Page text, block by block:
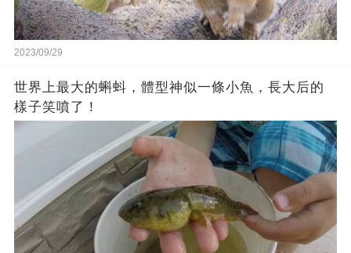
2023/09/29
世界上最大的蝌蚪，體型神似一條小魚，長大后的
樣子笑噴了！